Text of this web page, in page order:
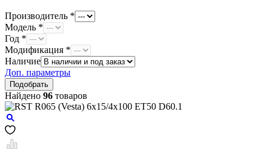
Производитель *
Модель *
Год *
Модификация *
Наличие
Доп. параметры
Найдено 96 товаров